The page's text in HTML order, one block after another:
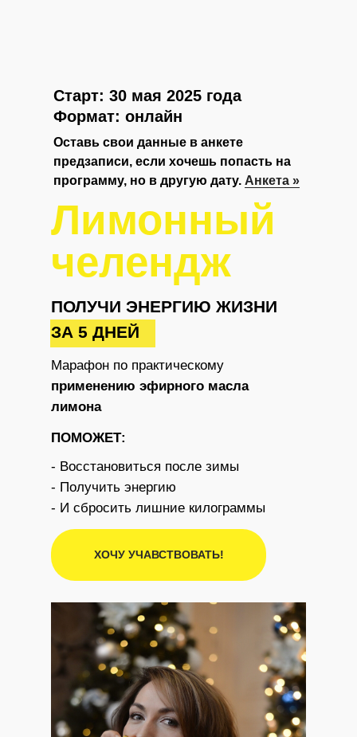
Лимонный
челендж
Марафон по практическому
применению эфирного масла
лимона
ХОЧУ УЧАВСТВОВАТЬ!
Оставь свои данные в анкете
предзаписи, если хочешь попасть на
программу, но в другую дату. Анкета »
Старт: 30 мая 2025 года
Формат: онлайн
ПОЛУЧИ ЭНЕРГИЮ ЖИЗНИ
ЗА 5 ДНЕЙ
- Восстановиться после зимы
- Получить энергию
- И сбросить лишние килограммы
ПОМОЖЕТ: